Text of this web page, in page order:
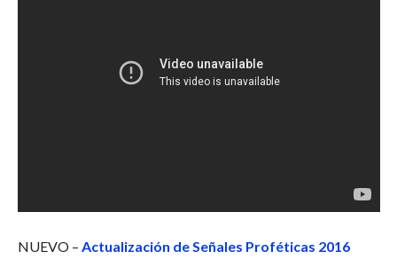
NUEVO – Actualización de Señales Proféticas 2016